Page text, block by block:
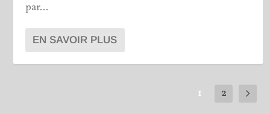
par...
EN SAVOIR PLUS
1 2